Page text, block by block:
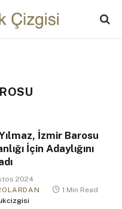
İzmir Barosu
İçin Adaylığını
2024
1 Min Read